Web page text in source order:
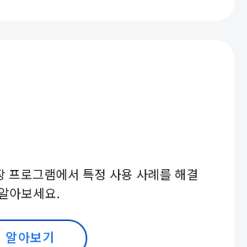
프로그램에서 특정 사용 사례를 해결
아보세요.
알아보기